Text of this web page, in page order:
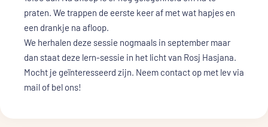
praten. We trappen de eerste keer af met wat hapjes en
een drankje na afloop.
We herhalen deze sessie nogmaals in september maar
dan staat deze lern-sessie in het licht van Rosj Hasjana.
Mocht je geïnteresseerd zijn. Neem contact op met lev via
mail of bel ons!